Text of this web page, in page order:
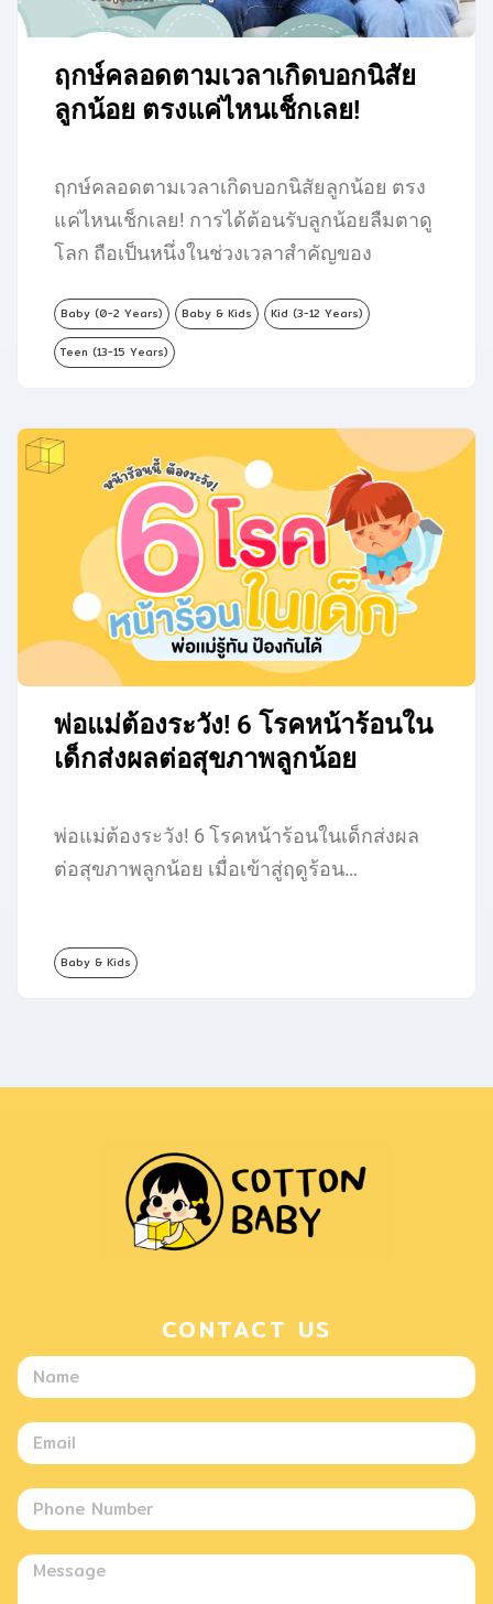
ฤกษ์คลอดตามเวลาเกิดบอกนิสัย
ลูกน้อย ตรงแค่ไหนเช็กเลย!
ฤกษ์คลอดตามเวลาเกิดบอกนิสัยลูกน้อย ตรง
แค่ไหนเช็กเลย! การได้ต้อนรับลูกน้อยลืมตาดู
โลก ถือเป็นหนึ่งในช่วงเวลาสำคัญของ
Baby (0-2 Years) Baby & Kids Kid (3-12 Years)
Teen (13-15 Years)
พ่อแม่ต้องระวัง! 6 โรคหน้าร้อนใน
เด็กส่งผลต่อสุขภาพลูกน้อย
พ่อแม่ต้องระวัง! 6 โรคหน้าร้อนในเด็กส่งผล
ต่อสุขภาพลูกน้อย เมื่อเข้าสู่ฤดูร้อน…
Baby & Kids
CONTACT US